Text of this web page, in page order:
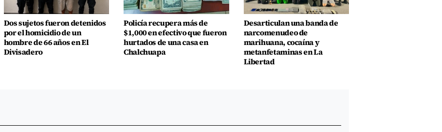
Dos sujetos fueron detenidos
por el homicidio de un
hombre de 66 años en El
Divisadero
Policía recupera más de
$1,000 en efectivo que fueron
hurtados de una casa en
Chalchuapa
Desarticulan una banda de
narcomenudeo de
marihuana, cocaína y
metanfetaminas en La
Libertad